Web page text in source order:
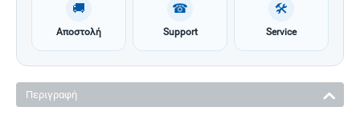
🚚
Αποστολή
☎
Support
🛠
Service
Περιγραφή